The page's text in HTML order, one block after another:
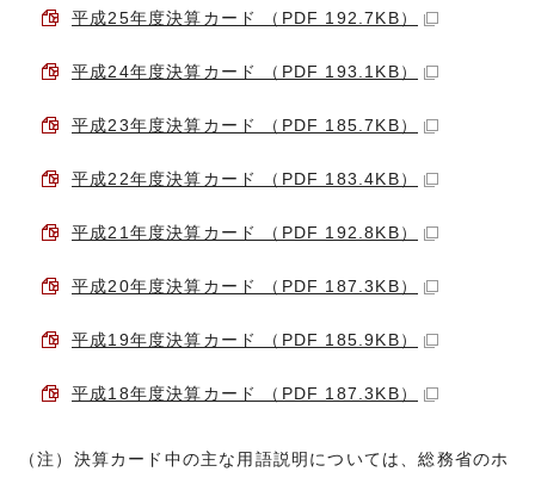
平成25年度決算カード （PDF 192.7KB）
平成24年度決算カード （PDF 193.1KB）
平成23年度決算カード （PDF 185.7KB）
平成22年度決算カード （PDF 183.4KB）
平成21年度決算カード （PDF 192.8KB）
平成20年度決算カード （PDF 187.3KB）
平成19年度決算カード （PDF 185.9KB）
平成18年度決算カード （PDF 187.3KB）
（注）決算カード中の主な用語説明については、総務省のホ